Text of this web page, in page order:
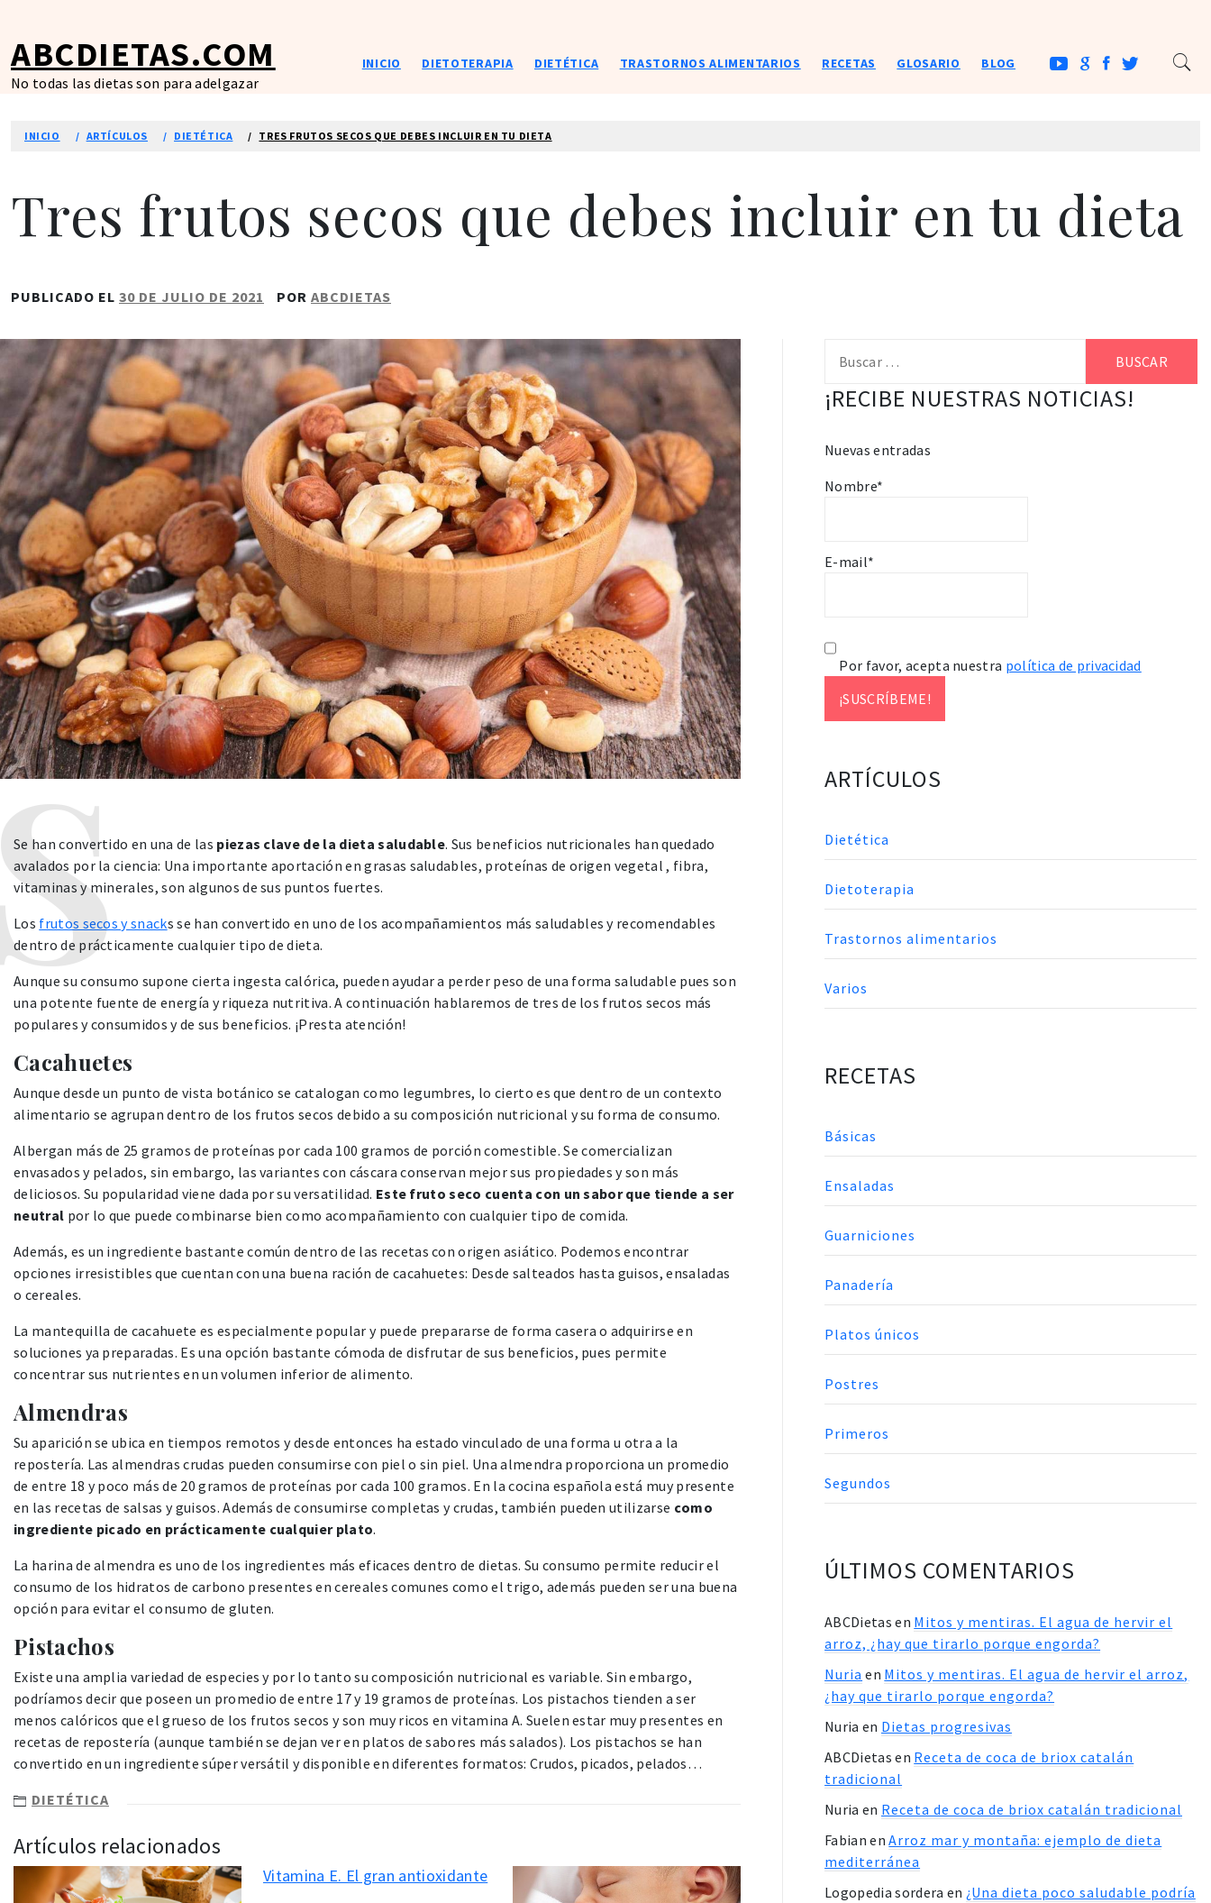
contenido
ABCDIETAS.COM
No todas las dietas son para adelgazar
INICIO DIETOTERAPIA DIETÉTICA TRASTORNOS ALIMENTARIOS RECETAS GLOSARIO BLOG
INICIO ARTÍCULOS DIETÉTICA TRES FRUTOS SECOS QUE DEBES INCLUIR EN TU DIETA
Tres frutos secos que debes incluir en tu dieta
PUBLICADO EL 30 DE JULIO DE 2021 POR ABCDIETAS
Se han convertido en una de las piezas clave de la dieta saludable. Sus beneficios nutricionales han quedado
avalados por la ciencia: Una importante aportación en grasas saludables, proteínas de origen vegetal , fibra,
vitaminas y minerales, son algunos de sus puntos fuertes.
Los frutos secos y snacks se han convertido en uno de los acompañamientos más saludables y recomendables
dentro de prácticamente cualquier tipo de dieta.
Aunque su consumo supone cierta ingesta calórica, pueden ayudar a perder peso de una forma saludable pues son
una potente fuente de energía y riqueza nutritiva. A continuación hablaremos de tres de los frutos secos más
populares y consumidos y de sus beneficios. ¡Presta atención!
Cacahuetes
Aunque desde un punto de vista botánico se catalogan como legumbres, lo cierto es que dentro de un contexto
alimentario se agrupan dentro de los frutos secos debido a su composición nutricional y su forma de consumo.
Albergan más de 25 gramos de proteínas por cada 100 gramos de porción comestible. Se comercializan
envasados y pelados, sin embargo, las variantes con cáscara conservan mejor sus propiedades y son más
deliciosos. Su popularidad viene dada por su versatilidad. Este fruto seco cuenta con un sabor que tiende a ser
neutral por lo que puede combinarse bien como acompañamiento con cualquier tipo de comida.
Además, es un ingrediente bastante común dentro de las recetas con origen asiático. Podemos encontrar
opciones irresistibles que cuentan con una buena ración de cacahuetes: Desde salteados hasta guisos, ensaladas
o cereales.
La mantequilla de cacahuete es especialmente popular y puede prepararse de forma casera o adquirirse en
soluciones ya preparadas. Es una opción bastante cómoda de disfrutar de sus beneficios, pues permite
concentrar sus nutrientes en un volumen inferior de alimento.
Almendras
Su aparición se ubica en tiempos remotos y desde entonces ha estado vinculado de una forma u otra a la
repostería. Las almendras crudas pueden consumirse con piel o sin piel. Una almendra proporciona un promedio
de entre 18 y poco más de 20 gramos de proteínas por cada 100 gramos. En la cocina española está muy presente
en las recetas de salsas y guisos. Además de consumirse completas y crudas, también pueden utilizarse como
ingrediente picado en prácticamente cualquier plato.
La harina de almendra es uno de los ingredientes más eficaces dentro de dietas. Su consumo permite reducir el
consumo de los hidratos de carbono presentes en cereales comunes como el trigo, además pueden ser una buena
opción para evitar el consumo de gluten.
Pistachos
Existe una amplia variedad de especies y por lo tanto su composición nutricional es variable. Sin embargo,
podríamos decir que poseen un promedio de entre 17 y 19 gramos de proteínas. Los pistachos tienden a ser
menos calóricos que el grueso de los frutos secos y son muy ricos en vitamina A. Suelen estar muy presentes en
recetas de repostería (aunque también se dejan ver en platos de sabores más salados). Los pistachos se han
convertido en un ingrediente súper versátil y disponible en diferentes formatos: Crudos, picados, pelados…
DIETÉTICA
Artículos relacionados
Vitamina E. El gran antioxidante
¡RECIBE NUESTRAS NOTICIAS!
Nuevas entradas
Nombre*
E-mail*
Por favor, acepta nuestra política de privacidad
ARTÍCULOS
Dietética
Dietoterapia
Trastornos alimentarios
Varios
RECETAS
Básicas
Ensaladas
Guarniciones
Panadería
Platos únicos
Postres
Primeros
Segundos
ÚLTIMOS COMENTARIOS
ABCDietas en Mitos y mentiras. El agua de hervir el
arroz, ¿hay que tirarlo porque engorda?
Nuria en Mitos y mentiras. El agua de hervir el arroz,
¿hay que tirarlo porque engorda?
Nuria en Dietas progresivas
ABCDietas en Receta de coca de briox catalán
tradicional
Nuria en Receta de coca de briox catalán tradicional
Fabian enArroz mar y montaña: ejemplo de dieta
mediterránea
Logopedia sordera en ¿Una dieta poco saludable podría